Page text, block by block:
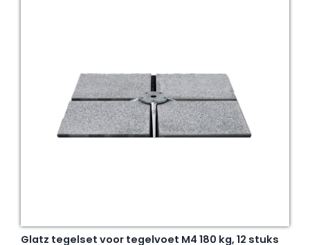
Glatz tegelset voor tegelvoet M4 180 kg, 12 stuks